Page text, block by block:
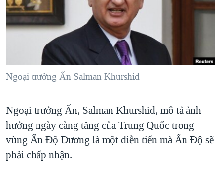
"Tìm"NGƯỜI VIỆT HẢI NGOẠI
ĐỜI SỐNG
KINH TẾ
KHOA HỌC
SỨC KHOẺ
THỂ THAO
GIÁO DỤC
TẠI
HÀNH TRÌNH BẦU CỬ 2024
MỘT NĂM CHIẾN TRANH TẠI DẢI GAZA
GIẢI MÃ VÀNH ĐAI & CON ĐƯỜNG
NGÀY TỊ NẠN THẾ GIỚI
GROUND ZERO – XƯA VÀ NAY
CHI PHÍ CHIẾN TRANH AFGHANISTAN
CÁC GIÁ TRỊ CỘNG HÒA Ở VIỆT NAM
THƯỢNG ĐỈNH TRUMP-KIM TẠI VIỆT NAM
VIDEO
NGHE
MẠNG XÃ HỘI
Ngoại trưởng Ấn Salman Khurshid
Ngoại trưởng Ấn, Salman Khurshid, mô tả ảnh
hưởng ngày càng tăng của Trung Quốc trong
vùng Ấn Độ Dương là một diễn tiến mà Ấn Độ sẽ
phải chấp nhận.